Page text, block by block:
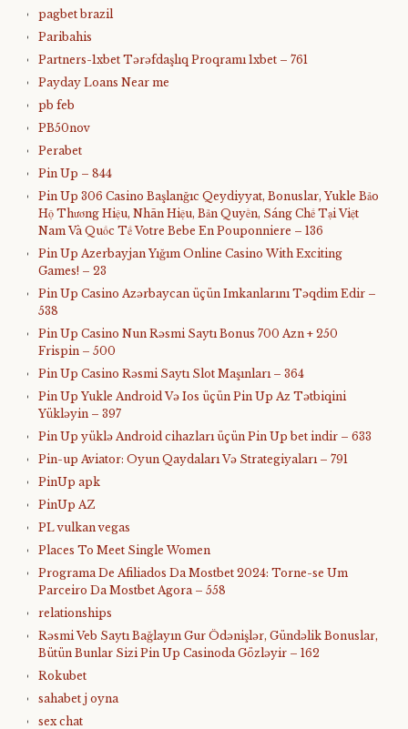
pagbet brazil
Paribahis
Partners-1xbet Tərəfdaşlıq Proqramı 1xbet – 761
Payday Loans Near me
pb feb
PB50nov
Perabet
Pin Up – 844
Pin Up 306 Casino Başlanğıc Qeydiyyat, Bonuslar, Yukle Bảo
Hộ Thương Hiệu, Nhãn Hiệu, Bản Quyền, Sáng Chế Tại Việt
Nam Và Quốc Tế Votre Bebe En Pouponniere – 136
Pin Up Azerbayjan Yığım Online Casino With Exciting
Games! – 23
Pin Up Casino Azərbaycan üçün Imkanlarını Təqdim Edir –
538
Pin Up Casino Nun Rəsmi Saytı Bonus 700 Azn + 250
Frispin – 500
Pin Up Casino Rəsmi Saytı Slot Maşınları – 364
Pin Up Yukle Android Və Ios üçün Pin Up Az Tətbiqini
Yükləyin – 397
Pin Up yüklə Android cihazları üçün Pin Up bet indir – 633
Pin-up Aviator: Oyun Qaydaları Və Strategiyaları – 791
PinUp apk
PinUp AZ
PL vulkan vegas
Places To Meet Single Women
Programa De Afiliados Da Mostbet 2024: Torne-se Um
Parceiro Da Mostbet Agora – 558
relationships
Rəsmi Veb Saytı Bağlayın️ Gur Ödənişlər, Gündəlik Bonuslar,
Bütün Bunlar Sizi Pin Up Casinoda Gözləyir – 162
Rokubet
sahabet j oyna
sex chat